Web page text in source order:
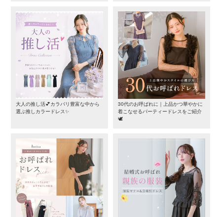
大人の推し活💕カラバリ豊富な中から
選ぶ推しカラードレス✨
30代のお呼ばれに｜上品かつ華やかに
着こなせるパーティードレスをご紹介
🕊️